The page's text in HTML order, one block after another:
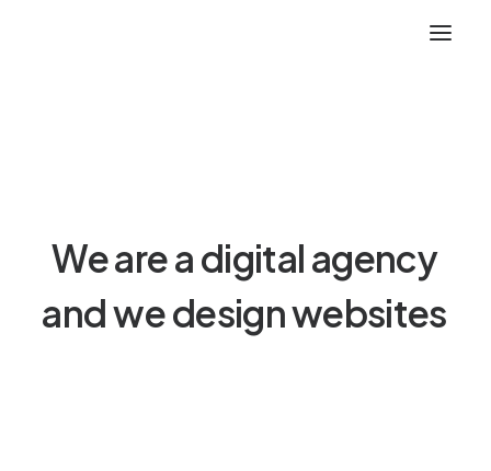
Weareadigitalagency
andwedesignwebsites